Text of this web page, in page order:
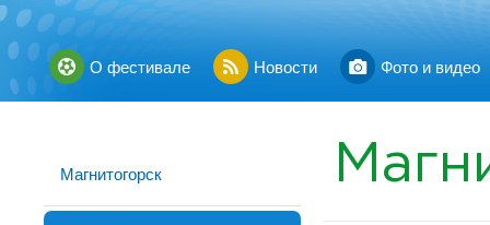
О фестивале Новости Фото и видео
Магнитогорск